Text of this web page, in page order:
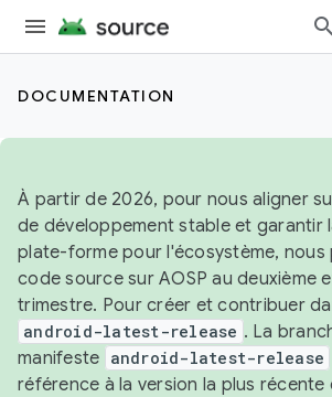
DOCUMENTATION
À partir de 2026, pour nous aligner
de développement stable et garantir
plate-forme pour l'écosystème, nous
code source sur AOSP au deuxième
trimestre. Pour créer et contribuer
android-latest-release . La
manifeste android-latest-release
référence à la version la plus récente